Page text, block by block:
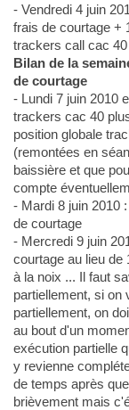
- Vendredi 4 juin
frais de courtage +
trackers call cac
Bilan de la
de courtage
- Lundi 7 juin 2010
trackers cac 40
position globale
(remontées en
baissière et que
compte
- Mardi 8 juin 2010
de courtage
- Mercredi 9 juin
courtage au lieu de
à la noix ... Il faut
partiellement, si on
partiellement, on
au bout d'un
exécution partielle
y revienne
de temps après
brièvement mais